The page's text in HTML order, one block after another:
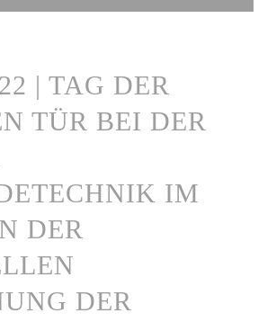
| TAG DER
TÜR BEI DER
IM
DER
DER